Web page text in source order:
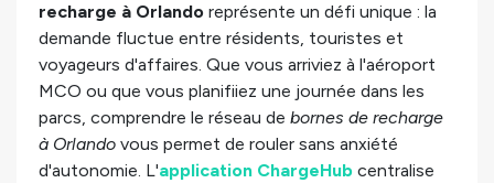
recharge à Orlando représente un défi unique : la
demande fluctue entre résidents, touristes et
voyageurs d'affaires. Que vous arriviez à l'aéroport
MCO ou que vous planifiiez une journée dans les
parcs, comprendre le réseau de bornes de recharge
à Orlando vous permet de rouler sans anxiété
d'autonomie. L'application ChargeHub centralise